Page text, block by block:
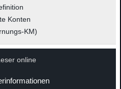
Konten
KM)
online